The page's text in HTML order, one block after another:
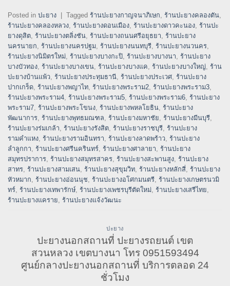
Posted in ปะยาง Tagged ร้านปะยางกาญจนาภิเษก, ร้านปะยางคลองตัน,
ร้านปะยางคลองหลวง, ร้านปะยางดอนเมือง, ร้านปะยางดาวคะนอง, ร้านปะ
ยางดุสิต, ร้านปะยางตลิ่งชัน, ร้านปะยางถนนศรีอยุธยา, ร้านปะยาง
นครนายก, ร้านปะยางนครปฐม, ร้านปะยางนนทบุรี, ร้านปะยางนวนคร,
ร้านปะยางนิมิตรใหม่, ร้านปะยางบางกะปิ, ร้านปะยางบางนา, ร้านปะยาง
บางบัวทอง, ร้านปะยางบางเขน, ร้านปะยางบางแค, ร้านปะยางบางใหญ่, ร้าน
ปะยางบ้านแพ้ว, ร้านปะยางประทุมธานี, ร้านปะยางประเวศ, ร้านปะยาง
ปากเกร็ด, ร้านปะยางพญาไท, ร้านปะยางพระราม2, ร้านปะยางพระราม3,
ร้านปะยางพระราม4, ร้านปะยางพระราม5, ร้านปะยางพระราม6, ร้านปะยาง
พระราม7, ร้านปะยางพระโขนง, ร้านปะยางพหลโยธิน, ร้านปะยาง
พัฒนาการ, ร้านปะยางพุทธมณฑล, ร้านปะยางมหาชัย, ร้านปะยางมีนบุรี,
ร้านปะยางร่มเกล้า, ร้านปะยางรังสิต, ร้านปะยางราชบุรี, ร้านปะยาง
รามคำแหง, ร้านปะยางรามอินทรา, ร้านปะยางลาดพร้าว, ร้านปะยาง
ลำลูกกา, ร้านปะยางศรีนครินทร์, ร้านปะยางศาลายา, ร้านปะยาง
สมุทรปราการ, ร้านปะยางสมุทรสาคร, ร้านปะยางสะพานสูง, ร้านปะยาง
สาทร, ร้านปะยางสามเสน, ร้านปะยางสุขุมวิท, ร้านปะยางหลักสี่, ร้านปะยาง
หัวหมาก, ร้านปะยางอ่อนนุช, ร้านปะยางอโศกมนตรี, ร้านปะยางเกษตรนวมิ
ทร์, ร้านปะยางเทพารักษ์, ร้านปะยางเพชรบุรีตัดใหม่, ร้านปะยางเสรีไทย,
ร้านปะยางแคราย, ร้านปะยางแจ้งวัฒนะ
ปะยาง
ปะยางนอกสถานที่ ปะยางรถยนต์ เขต
สวนหลวง เขตบางนา โทร 0951593494
ศูนย์กลางปะยางนอกสถานที่ บริการตลอด 24
ชั่วโมง